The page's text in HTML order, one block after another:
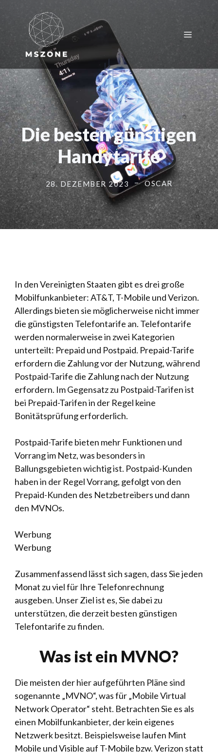
springen
Menü
Die besten günstigen
Handytarife
28. DEZEMBER 2023 OSCAR
In den Vereinigten Staaten gibt es drei große
Mobilfunkanbieter: AT&T, T-Mobile und Verizon.
Allerdings bieten sie möglicherweise nicht immer
die günstigsten Telefontarife an. Telefontarife
werden normalerweise in zwei Kategorien
unterteilt: Prepaid und Postpaid. Prepaid-Tarife
erfordern die Zahlung vor der Nutzung, während
Postpaid-Tarife die Zahlung nach der Nutzung
erfordern. Im Gegensatz zu Postpaid-Tarifen ist
bei Prepaid-Tarifen in der Regel keine
Bonitätsprüfung erforderlich.
Postpaid-Tarife bieten mehr Funktionen und
Vorrang im Netz, was besonders in
Ballungsgebieten wichtig ist. Postpaid-Kunden
haben in der Regel Vorrang, gefolgt von den
Prepaid-Kunden des Netzbetreibers und dann
den MVNOs.
Werbung
Werbung
Zusammenfassend lässt sich sagen, dass Sie jeden
Monat zu viel für Ihre Telefonrechnung
ausgeben. Unser Ziel ist es, Sie dabei zu
unterstützen, die derzeit besten günstigen
Telefontarife zu finden.
Was ist ein MVNO?
Die meisten der hier aufgeführten Pläne sind
sogenannte „MVNO“, was für „Mobile Virtual
Network Operator“ steht. Betrachten Sie es als
einen Mobilfunkanbieter, der kein eigenes
Netzwerk besitzt. Beispielsweise laufen Mint
Mobile und Visible auf T-Mobile bzw. Verizon statt